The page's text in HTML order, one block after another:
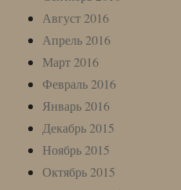
Август 2016
Апрель 2016
Март 2016
Февраль 2016
Январь 2016
Декабрь 2015
Ноябрь 2015
Октябрь 2015